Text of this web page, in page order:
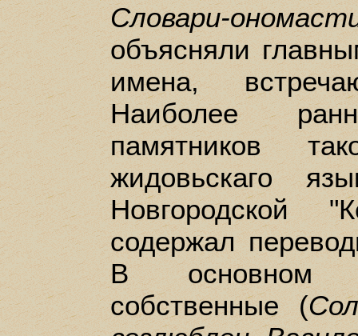
Словари-
объясняли
имена,
Наиболее
памятников
жидовьскаго
Новгородской
содержал
В основном
собственные (